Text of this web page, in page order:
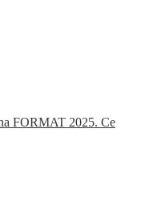
FORMAT 2025. Ce